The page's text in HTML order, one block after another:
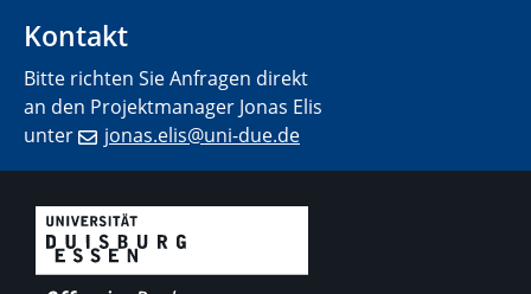
Kontakt
Bitte richten Sie Anfragen direkt
an den Projektmanager Jonas Elis
unter
jonas.elis@uni-due.de